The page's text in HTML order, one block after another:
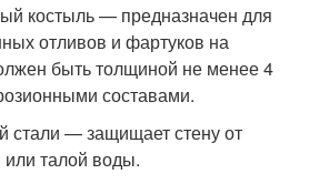
костыль — предназначен для
отливов и фартуков на
быть толщиной не менее 4
составами.
стали — защищает стену от
талой воды.